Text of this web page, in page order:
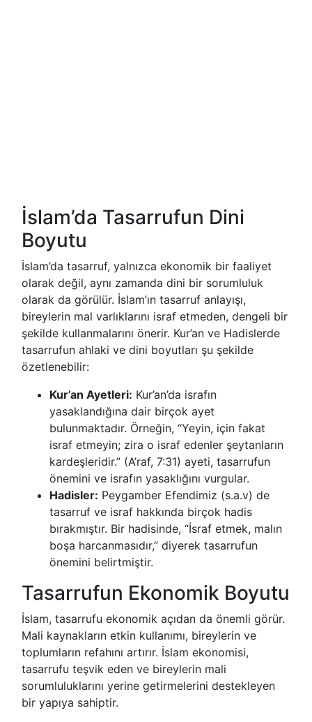
İslam’da Tasarrufun Dini
Boyutu
İslam’da tasarruf, yalnızca ekonomik bir faaliyet
olarak değil, aynı zamanda dini bir sorumluluk
olarak da görülür. İslam’ın tasarruf anlayışı,
bireylerin mal varlıklarını israf etmeden, dengeli bir
şekilde kullanmalarını önerir. Kur’an ve Hadislerde
tasarrufun ahlaki ve dini boyutları şu şekilde
özetlenebilir:
Kur’an Ayetleri: Kur’an’da israfın
yasaklandığına dair birçok ayet
bulunmaktadır. Örneğin, “Yeyin, için fakat
israf etmeyin; zira o israf edenler şeytanların
kardeşleridir.” (A’raf, 7:31) ayeti, tasarrufun
önemini ve israfın yasaklığını vurgular.
Hadisler: Peygamber Efendimiz (s.a.v) de
tasarruf ve israf hakkında birçok hadis
bırakmıştır. Bir hadisinde, “İsraf etmek, malın
boşa harcanmasıdır,” diyerek tasarrufun
önemini belirtmiştir.
Tasarrufun Ekonomik Boyutu
İslam, tasarrufu ekonomik açıdan da önemli görür.
Mali kaynakların etkin kullanımı, bireylerin ve
toplumların refahını artırır. İslam ekonomisi,
tasarrufu teşvik eden ve bireylerin mali
sorumluluklarını yerine getirmelerini destekleyen
bir yapıya sahiptir.